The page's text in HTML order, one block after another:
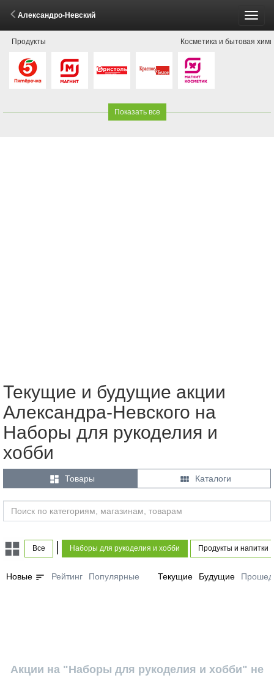
Александро-Невский
Продукты Косметика и бытовая
Показать все
Текущие и будущие акции
Александра-Невского на
Наборы для рукоделия и
хобби
 Товары  Каталоги
Все Наборы для рукоделия и хобби Продукты и напитки
Новые sort Рейтинг Популярные Текущие Будущие
Акции на "Наборы для рукоделия и хобби" не